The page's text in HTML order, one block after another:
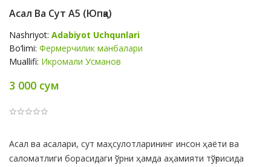
Асал Ва Сут А5 (юпқа)
Nashriyot: Adabiyot Uchqunlari
Bo‘limi: Фермерчилик манбалари
Muallifi: Икромали Усманов
3 000 сум
Product
Summery
Асал ва асалари, сут маҳсулотларининг инсон ҳаёти ва
саломатлиги борасидаги ўрни ҳамда аҳамияти тўғрисида